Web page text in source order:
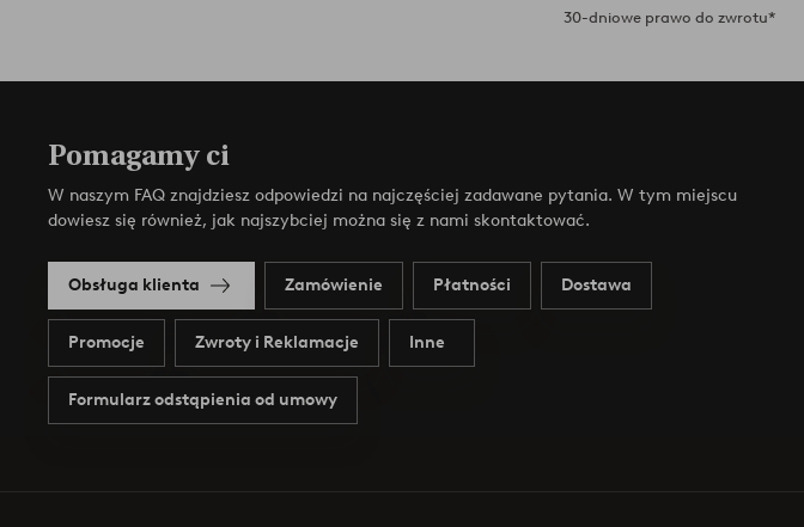
30-dniowe prawo do zwrotu*
Pomagamy ci
W naszym FAQ znajdziesz odpowiedzi na najczęściej zadawane pytania. W tym miejscu
dowiesz się również, jak najszybciej można się z nami skontaktować.
Obsługa klienta Zamówienie Płatności Dostawa
Promocje Zwroty i Reklamacje Inne
Formularz odstąpienia od umowy